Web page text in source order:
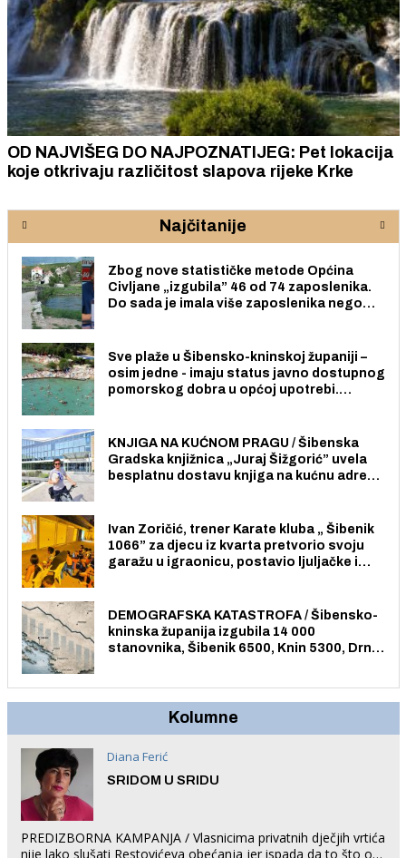
OD NAJVIŠEG DO NAJPOZNATIJEG: Pet lokacija
koje otkrivaju različitost slapova rijeke Krke
Najčitanije
Zbog nove statističke metode Općina
Civljane „izgubila” 46 od 74 zaposlenika.
Do sada je imala više zaposlenika nego
Sve plaže u Šibensko-kninskoj županiji –
osim jedne - imaju status javno dostupnog
pomorskog dobra u općoj upotrebi.
KNJIGA NA KUĆNOM PRAGU / Šibenska
Gradska knjižnica „Juraj Šižgorić” uvela
besplatnu dostavu knjiga na kućnu adresu
Ivan Zoričić, trener Karate kluba „ Šibenik
1066” za djecu iz kvarta pretvorio svoju
garažu u igraonicu, postavio ljuljačke i
DEMOGRAFSKA KATASTROFA / Šibensko-
kninska županija izgubila 14 000
stanovnika, Šibenik 6500, Knin 5300, Drniš
Kolumne
Diana Ferić
SRIDOM U SRIDU
PREDIZBORNA KAMPANJA / Vlasnicima privatnih dječjih vrtića
nije lako slušati Restovićeva obećanja jer ispada da to što oni